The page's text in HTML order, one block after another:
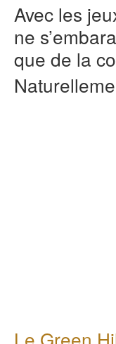
Avec les
ne
que de la
Le Green